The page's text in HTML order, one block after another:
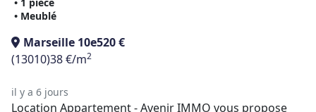
• Meublé
Marseille 10e520 €
(13010)38 €/m2
il y a 6 jours
Location Appartement - Avenir IMMO vous propose